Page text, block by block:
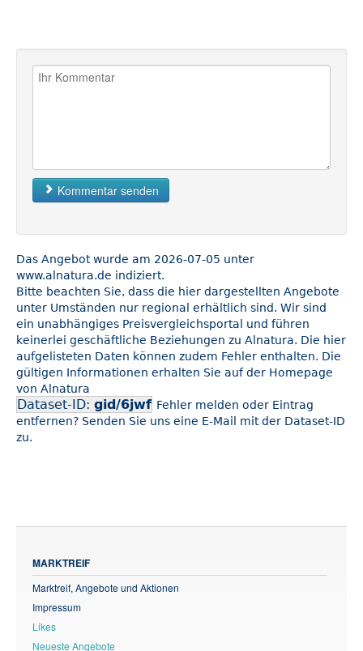
Kommentar senden
Das Angebot wurde am 2026-07-05 unter
www.alnatura.de indiziert.
Bitte beachten Sie, dass die hier dargestellten Angebote
unter Umständen nur regional erhältlich sind. Wir sind
ein unabhängiges Preisvergleichsportal und führen
keinerlei geschäftliche Beziehungen zu Alnatura. Die hier
aufgelisteten Daten können zudem Fehler enthalten. Die
gültigen Informationen erhalten Sie auf der Homepage
von Alnatura
Dataset-ID: gid/6jwf Fehler melden oder Eintrag
entfernen? Senden Sie uns eine E-Mail mit der Dataset-ID
zu.
MARKTREIF
Marktreif, Angebote und Aktionen
Impressum
Likes
Neueste Angebote